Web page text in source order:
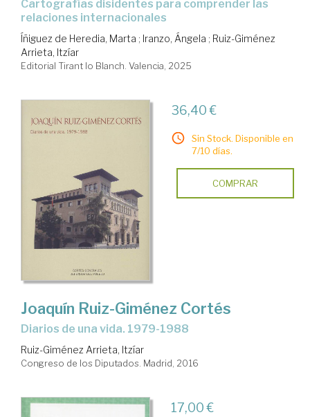
cartografías disidentes para comprender las
relaciones internacionales
Íñiguez de Heredia, Marta ; Iranzo, Ángela ; Ruiz-Giménez
Arrieta, Itzíar
Editorial Tirant lo Blanch. Valencia, 2025
36,40 €
Sin Stock. Disponible en
7/10 días.
COMPRAR
Joaquín Ruiz-Giménez Cortés
Diarios de una vida. 1979-1988
Ruiz-Giménez Arrieta, Itzíar
Congreso de los Diputados. Madrid, 2016
17,00 €